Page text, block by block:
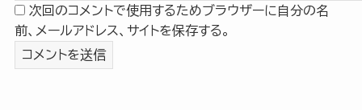
次回のコメントで使用するためブラウザーに自分の名
前、メールアドレス、サイトを保存する。